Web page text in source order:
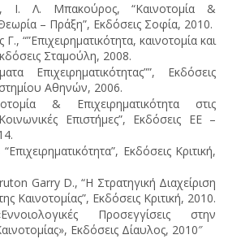
Ι. Λ. Μπακούρος, “Καινοτομία &
– Πράξη”, Εκδόσεις Σοφία, 2010.
“”Επιχειρηματικότητα, καινοτομία και
Σταμούλη, 2008.
Επιχειρηματικότητας””, Εκδόσεις
Αθηνών, 2006.
& Επιχειρηματικότητα στις
Επιστήμες”, Εκδόσεις ΕΕ –
Εκδόσεις Κριτική,
Garry D., “Η Στρατηγική Διαχείριση
Καινοτομίας”, Εκδόσεις Κριτική, 2010.
Προσεγγίσεις στην
Εκδόσεις Δίαυλος, 2010″